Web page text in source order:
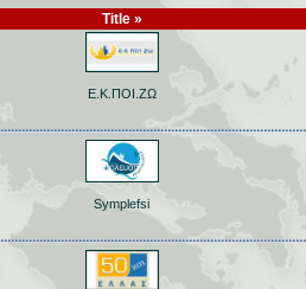
Title »
Ε.Κ.ΠΟΙ.ΖΩ
Symplefsi